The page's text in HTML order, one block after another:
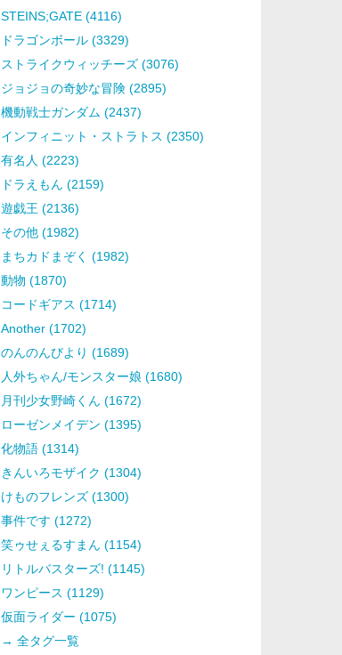
STEINS;GATE (4116)
ドラゴンボール (3329)
ストライクウィッチーズ (3076)
ジョジョの奇妙な冒険 (2895)
機動戦士ガンダム (2437)
インフィニット・ストラトス (2350)
有名人 (2223)
ドラえもん (2159)
遊戯王 (2136)
その他 (1982)
まちカドまぞく (1982)
動物 (1870)
コードギアス (1714)
Another (1702)
のんのんびより (1689)
人外ちゃん/モンスター娘 (1680)
月刊少女野崎くん (1672)
ローゼンメイデン (1395)
化物語 (1314)
きんいろモザイク (1304)
けものフレンズ (1300)
事件です (1272)
笑ゥせぇるすまん (1154)
リトルバスターズ! (1145)
ワンピース (1129)
仮面ライダー (1075)
→ 全タグ一覧